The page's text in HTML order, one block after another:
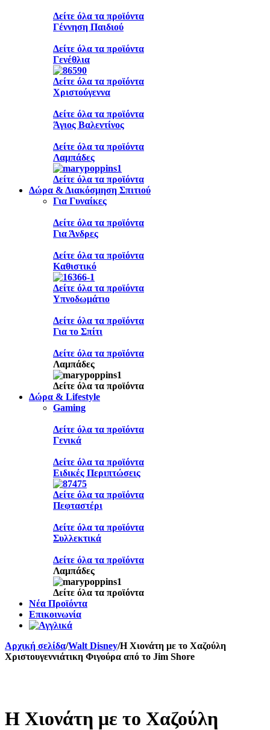
Δείτε όλα τα προϊόντα
Γέννηση Παιδιού
Δείτε όλα τα προϊόντα
Γενέθλια
Δείτε όλα τα προϊόντα
Χριστούγεννα
Δείτε όλα τα προϊόντα
Άγιος Βαλεντίνος
Δείτε όλα τα προϊόντα
Λαμπάδες
Δείτε όλα τα προϊόντα
Δώρα & Διακόσμηση Σπιτιού
Για Γυναίκες
Δείτε όλα τα προϊόντα
Για Άνδρες
Δείτε όλα τα προϊόντα
Καθιστικό
Δείτε όλα τα προϊόντα
Υπνοδωμάτιο
Δείτε όλα τα προϊόντα
Για το Σπίτι
Δείτε όλα τα προϊόντα
Λαμπάδες
Δείτε όλα τα προϊόντα
Δώρα & Lifestyle
Gaming
Δείτε όλα τα προϊόντα
Γενικά
Δείτε όλα τα προϊόντα
Ειδικές Περιπτώσεις
Δείτε όλα τα προϊόντα
Πεφταστέρι
Δείτε όλα τα προϊόντα
Συλλεκτικά
Δείτε όλα τα προϊόντα
Λαμπάδες
Δείτε όλα τα προϊόντα
Νέα Προϊόντα
Επικοινωνία
Αρχική σελίδα/Walt Disney/H Xιονάτη με το Χαζούλη
Χριστουγεννιάτικη Φιγούρα από το Jim Shore
H Xιονάτη με το Χαζούλη